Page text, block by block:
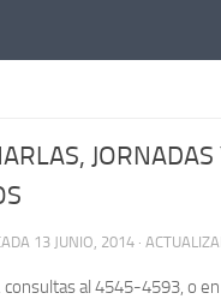
JORNADAS
13 JUNIO, 2014 ·
consultas al 4545-4593, o